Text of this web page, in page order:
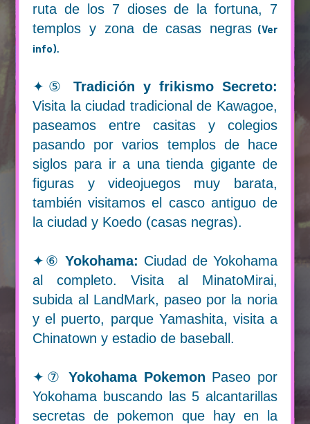
ruta de los 7 dioses de la fortuna, 7
templos y zona de casas negras(Ver
info).
✦⑤
Tradición y frikismo Secreto:
Visita la ciudad tradicional de Kawagoe,
paseamos entre casitas y colegios
pasando por varios templos de hace
siglos para ir a una tienda gigante de
figuras y videojuegos muy barata,
también visitamos el casco antiguo de
la ciudad y Koedo (casas negras).
✦⑥ Yokohama: Ciudad de Yokohama
al completo. Visita al MinatoMirai,
subida al LandMark, paseo por la noria
y el puerto, parque Yamashita, visita a
Chinatown y estadio de baseball.
✦⑦ Yokohama Pokemon Paseo por
Yokohama buscando las 5 alcantarillas
secretas de pokemon que hay en la
EXCURSIONES
100% FRIKIS
INFORMACIÓN